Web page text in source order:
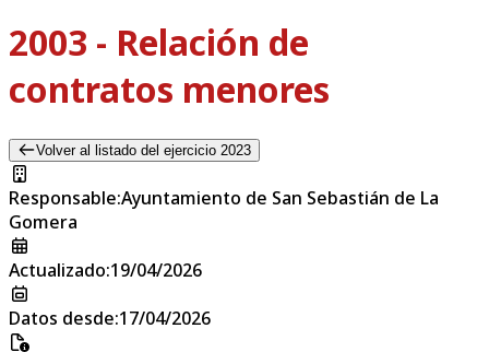
2003 - Relación de
contratos menores
Volver al listado del ejercicio 2023
Responsable:Ayuntamiento de San Sebastián de La
Gomera
Actualizado:19/04/2026
Datos desde:17/04/2026